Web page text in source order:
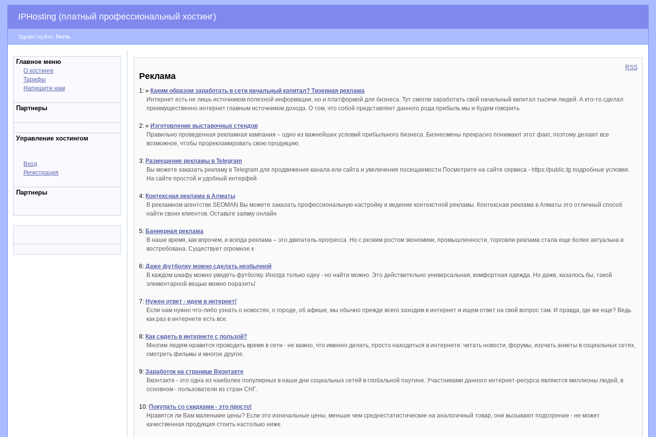
IPHosting (платный профессиональный хостинг)
Здравствуйте, Гость
Главное меню
О хостинге
Тарифы
Напишите нам
Партнеры
Управление хостингом
Вход
Регистрация
Партнеры
RSS
Реклама
1: » Каким образом заработать в сети начальный капитал? Тизерная реклама
Интернет есть не лишь источником полезной информации, но и платформой для бизнеса. Тут смогли заработать свой начальный капитал тысячи людей. А кто-то сделал
преимущественно интернет главным источником дохода. О том, что собой представляет данного рода прибыль мы и будем говорить.
2: » Изготовление выставочных стендов
Правильно проведенная рекламная кампания – одно из важнейших условий прибыльного бизнеса. Бизнесмены прекрасно понимают этот факт, поэтому делают все
возможное, чтобы прорекламировать свою продукцию.
3: Размещение рекламы в Telegram
Вы можете заказать рекламу в Telegram для продвижения канала или сайта и увеличения посещаемости.Посмотрите на сайте сервиса - https://public.tg подробные условия.
На сайте простой и удобный интерфей
4: Контексная реклама в Алматы
В рекламном агентстве SEOMAN Вы можете заказать профессиональную настройку и ведение контекстной рекламы. Контексная реклама в Алматы это отличный способ
найти своих клиентов. Оставьте заявку онлайн
5: Баннерная реклама
В наше время, как впрочем, и всегда реклама – это двигатель прогресса. Но с резким ростом экономики, промышленности, торговли реклама стала еще более актуальна и
востребована. Существует огромное к
6: Даже футболку можно сделать необычной
В каждом шкафу можно увидеть футболку. Иногда только одну - но найти можно. Это действительно универсальная, комфортная одежда. Но даже, казалось бы, такой
элементарной вещью можно поразить!
7: Нужен ответ - идем в интернет!
Если нам нужно что-либо узнать о новостях, о городе, об афише, мы обычно прежде всего заходим в интернет и ищем ответ на свой вопрос там. И правда, где же еще? Ведь
как раз в интернете есть все.
8: Как сидеть в интернете с пользой?
Многим людям нравится проводить время в сети - не важно, что именно делать, просто находиться в интернете: читать новости, форумы, изучать анкеты в социальных сетях,
смотреть фильмы и многое другое.
9: Заработок на странице Вконтакте
Вконтакте - это одна из наиболее популярных в наши дни социальных сетей в глобальной паутине. Участниками данного интернет-ресурса являются миллионы людей, в
основном - пользователи из стран СНГ.
10: Покупать со скидками - это просто!
Нравятся ли Вам маленькие цены? Если это изначальные цены, меньше чем среднестатистические на аналогичный товар, они вызывают подозрение - не может
качественная продукция стоить настолько ниже.